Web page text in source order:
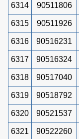
6314 90511806
6315 90511926
6316 90516231
6317 90516324
6318 90517040
6319 90518792
6320 90521537
6321 90522260